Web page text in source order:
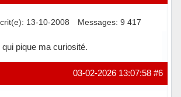
13-10-2008 Messages: 9 417
pique ma curiosité.
#6
03-02-2026 13:07:58